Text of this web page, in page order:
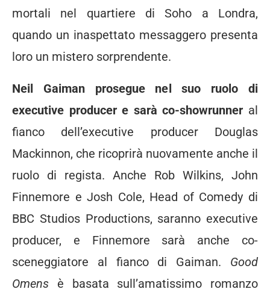
mortali nel quartiere di Soho a Londra,
quando un inaspettato messaggero presenta
loro un mistero sorprendente.
Neil Gaiman prosegue nel suo ruolo di
executive producer e sarà co-showrunner al
fianco dell’executive producer Douglas
Mackinnon, che ricoprirà nuovamente anche il
ruolo di regista. Anche Rob Wilkins, John
Finnemore e Josh Cole, Head of Comedy di
BBC Studios Productions, saranno executive
producer, e Finnemore sarà anche co-
sceneggiatore al fianco di Gaiman. Good
Omens è basata sull’amatissimo romanzo